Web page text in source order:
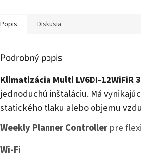
Popis Diskusia
Podrobný popis
Klimatizácia Multi LV6DI-12WiFiR
jednoduchú inštaláciu. Má
statického tlaku alebo objemu
Weekly Planner Controllerpre
Wi-Fi